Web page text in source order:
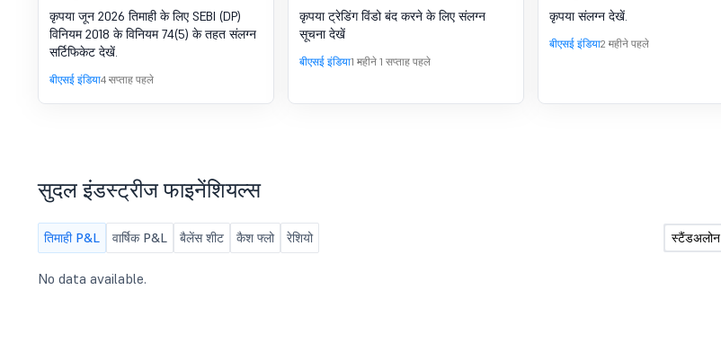
सर्टिफिकेट. SEBI (DP) विनियम,
2018 का 74(5)
कृपया जून 2026 तिमाही के लिए SEBI (DP)
विनियम 2018 के विनियम 74(5) के तहत संलग्न
सर्टिफिकेट देखें.
बीएसई इंडिया4 सप्ताह पहले
कृपया ट्रेडिंग विंडो बंद करने के लिए संलग्न
सूचना देखें
बीएसई इंडिया1 महीने 1 सप्ताह पहले
घोषणा - न्यूज़पेपर पब्लिकेशन
कृपया संलग्न देखें.
बीएसई इंडिया2 महीने पहले
सुदल इंडस्ट्रीज फाइनेंशियल्स
तिमाही P&L वार्षिक P&L बैलेंस शीट कैश फ्लो रेशियो स्टैंडअलोन
No data available.